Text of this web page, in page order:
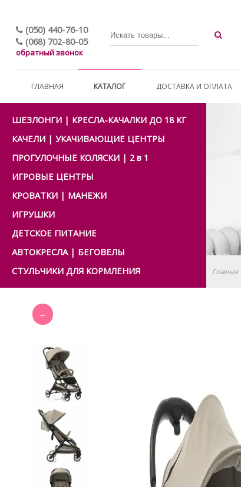
(050) 440-76-10
(068) 702-80-05
обратный звонок
ГЛАВНАЯ КАТАЛОГ ДОСТАВКА И ОПЛАТА
ШЕЗЛОНГИ | КРЕСЛА-КАЧАЛКИ ДО 18 КГ
КАЧЕЛИ | УКАЧИВАЮЩИЕ ЦЕНТРЫ
ПРОГУЛОЧНЫЕ КОЛЯСКИ | 2 в 1
ИГРОВЫЕ ЦЕНТРЫ
КРОВАТКИ | МАНЕЖИ
ИГРУШКИ
ДЕТСКОЕ ПИТАНИЕ
АВТОКРЕСЛА | БЕГОВЕЛЫ
СТУЛЬЧИКИ ДЛЯ КОРМЛЕНИЯ
Главная